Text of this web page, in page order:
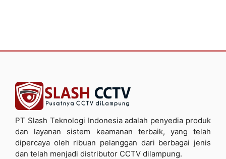
PT Slash Teknologi Indonesia adalah penyedia produk
dan layanan sistem keamanan terbaik, yang telah
dipercaya oleh ribuan pelanggan dari berbagai jenis
dan telah menjadi distributor CCTV dilampung.